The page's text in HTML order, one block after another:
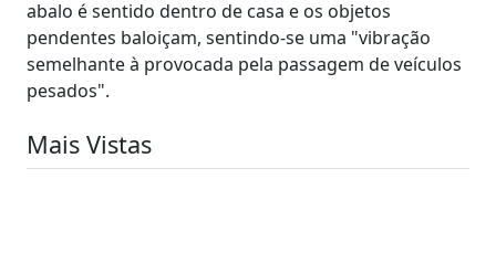
abalo é sentido dentro de casa e os objetos
pendentes baloiçam, sentindo-se uma "vibração
semelhante à provocada pela passagem de veículos
pesados".
Mais Vistas